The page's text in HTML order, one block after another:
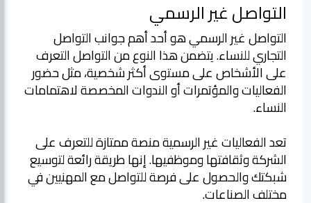
التواصل غير الرسمي
التواصل غير الرسمي هو أحد أهم جوانب التواصل
التجاري للنساء. يتضمن هذا النوع من التواصل التعرف
على الأشخاص على مستوى أكثر شخصية، مثل حضور
الفعاليات والمؤتمرات أو الندوات المخصصة لاهتمامات
تعد الفعاليات غير الرسمية منصة ممتازة للتعرف على
الشركة وثقافتها وموظفيها. إنها طريقة رائعة لتوسيع
شبكتك والحصول على فرصة للتواصل مع المهنيين في